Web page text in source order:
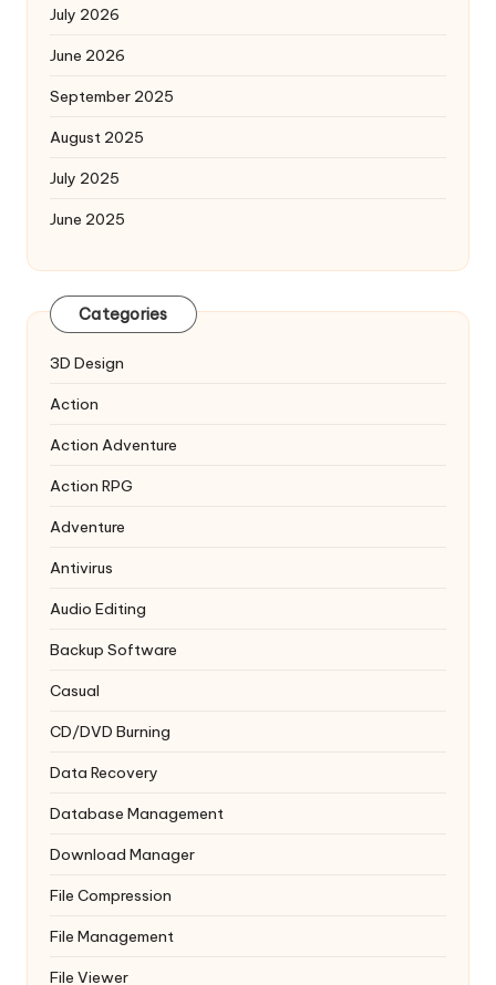
July 2026
June 2026
September 2025
August 2025
July 2025
June 2025
Categories
3D Design
Action
Action Adventure
Action RPG
Adventure
Antivirus
Audio Editing
Backup Software
Casual
CD/DVD Burning
Data Recovery
Database Management
Download Manager
File Compression
File Management
File Viewer